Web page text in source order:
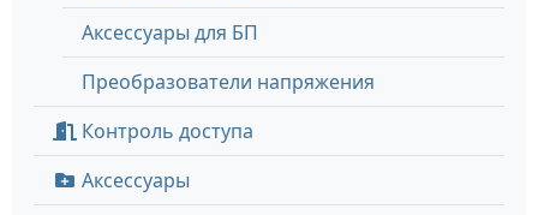
Аксессуары для БП
Преобразователи напряжения
Контроль доступа
Аксессуары